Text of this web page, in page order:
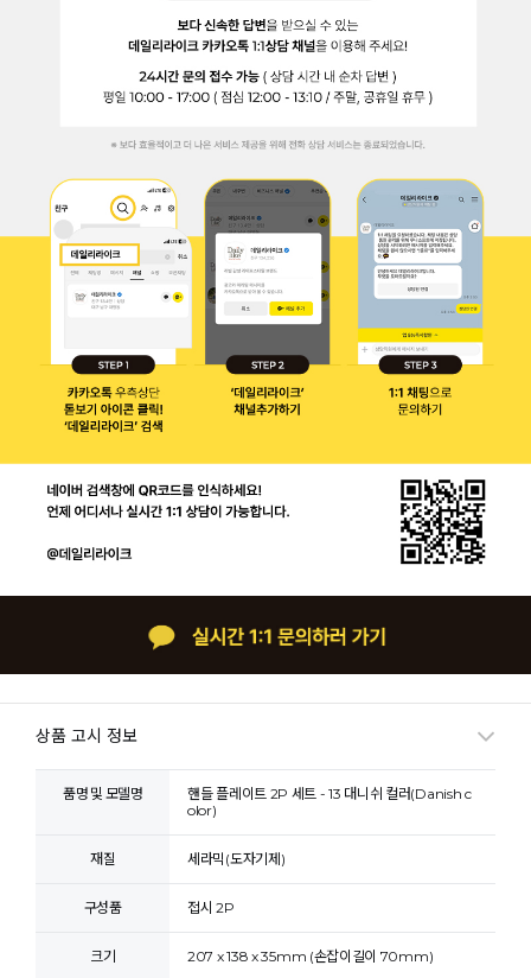
상품 고시 정보
품명 및 모델명
핸들 플레이트 2P 세트 - 13 대니쉬 컬러(Danish c
olor)
재질 세라믹(도자기제)
구성품 접시 2P
크기 207 x 138 x 35mm (손잡이길이 70mm)